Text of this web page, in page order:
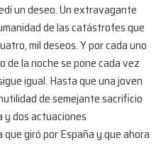
un deseo. Un extravagante
de las catástrofes que
mil deseos. Y por cada uno
de la noche se pone cada vez
igual. Hasta que una joven
de semejante sacrificio
y dos actuaciones
giró por España y que ahora